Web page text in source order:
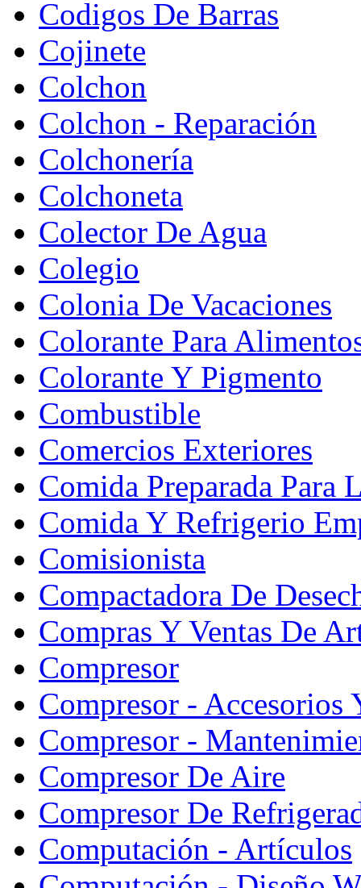
Codigos De Barras
Cojinete
Colchon
Colchon - Reparación
Colchonería
Colchoneta
Colector De Agua
Colegio
Colonia De Vacaciones
Colorante Para
Colorante Y Pigmento
Combustible
Comercios Exteriores
Comida Preparada Para
Comida Y Refrigerio
Comisionista
Compactadora De
Compras Y Ventas De
Compresor
Compresor - Accesorios
Compresor -
Compresor De Aire
Compresor De
Computación - Artículos